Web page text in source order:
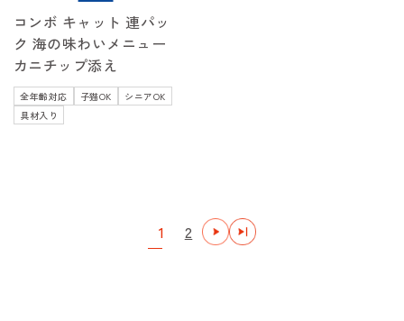
コンボ キャット 連パッ
ク 海の味わいメニュー
カニチップ添え
全年齢対応 子猫OK
シニアOK
具材入り
1 2
最後